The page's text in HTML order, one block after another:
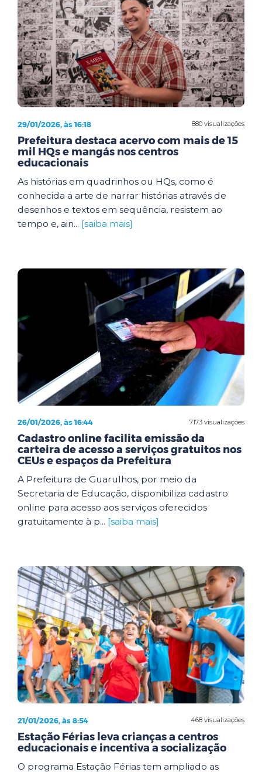
880 visualizações
29/01/2026, às 16:18
Prefeitura destaca acervo com mais de 15
mil HQs e mangás nos centros
educacionais
As histórias em quadrinhos ou HQs, como é
conhecida a arte de narrar histórias através de
desenhos e textos em sequência, resistem ao
tempo e, ain... [saiba mais]
7173 visualizações
26/01/2026, às 16:44
Cadastro online facilita emissão da
carteira de acesso a serviços gratuitos nos
CEUs e espaços da Prefeitura
A Prefeitura de Guarulhos, por meio da
Secretaria de Educação, disponibiliza cadastro
online para acesso aos serviços oferecidos
gratuitamente à p... [saiba mais]
468 visualizações
21/01/2026, às 8:54
Estação Férias leva crianças a centros
educacionais e incentiva a socialização
O programa Estação Férias tem ampliado as